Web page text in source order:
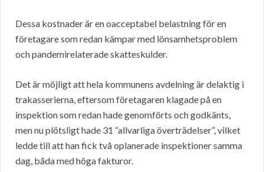
Dessa kostnader är en oacceptabel belastning för en
företagare som redan kämpar med lönsamhetsproblem
och pandemirelaterade skatteskulder.
Det är möjligt att hela kommunens avdelning är delaktig i
trakasserierna, eftersom företagaren klagade på en
inspektion som redan hade genomförts och godkänts,
men nu plötsligt hade 31 “allvarliga överträdelser”, vilket
ledde till att han fick två oplanerade inspektioner samma
dag, båda med höga fakturor.